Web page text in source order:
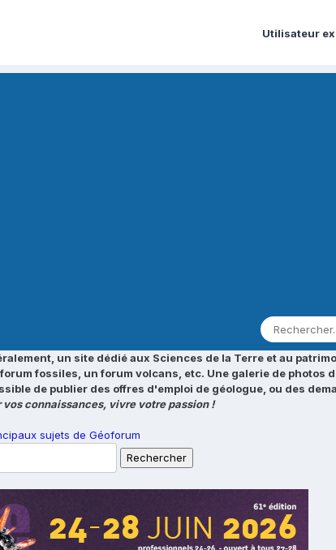
Utilisateur
un site dédié aux Sciences de la Terre et au
fossiles, un forum volcans, etc. Une galerie de photos
de publier des offres d'emploi de géologue, ou des
connaissances, vivre votre passion !
sujets de Géoforum